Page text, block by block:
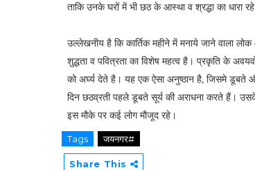
ताकि उनके घरों में भी छठ के आस्था व श्रद्धा का धारा
उल्लेखनीय है कि कार्तिक महीने में मनाये जाने वाला
शुद्धता व पवित्रता का विशेष महत्व है। प्रकृति के
को अर्घ्य देते है। यह एक ऐसा अनुष्ठान है, जिसमे डूबते
दिन छठव्रती पहले डूबते सूर्य की अराधना करते हैं।
इस मौके पर कई लोग मौजूद रहे।
Tags जयनगर#
Share This